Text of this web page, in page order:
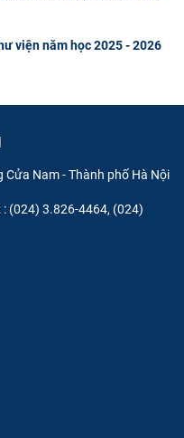
viện năm học 2025 - 2026
Cửa Nam - Thành phố Hà Nội
(024) 3.826-4464, (024)